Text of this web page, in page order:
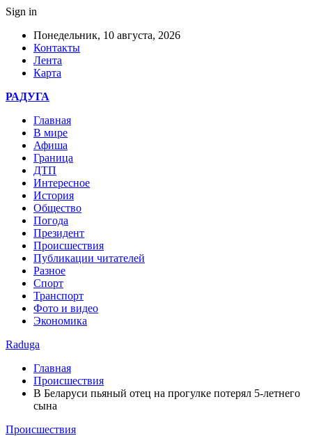
Sign in
Понедельник, 10 августа, 2026
Контакты
Лента
Карта
РАДУГА
Главная
В мире
Афиша
Граница
ДТП
Интересное
История
Общество
Погода
Президент
Происшествия
Публикации читателей
Разное
Спорт
Транспорт
Фото и видео
Экономика
Raduga
Главная
Происшествия
В Беларуси пьяный отец на прогулке потерял 5-летнего
сына
Происшествия